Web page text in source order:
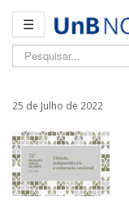
☰
Pesquisar...
25 de Julho de 2022